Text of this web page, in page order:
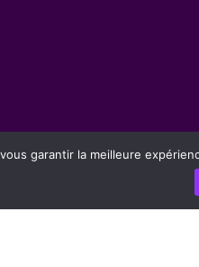
garantir la meilleure